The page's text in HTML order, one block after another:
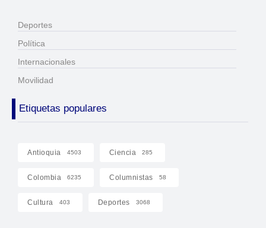
Deportes
Política
Internacionales
Movilidad
Etiquetas populares
Antioquia 4503 Ciencia 285
Colombia 6235 Columnistas 58
Cultura 403 Deportes 3068